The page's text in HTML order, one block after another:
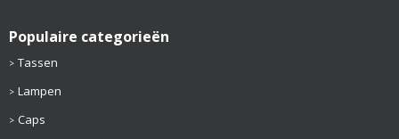
Populaire categorieën
Tassen
Lampen
Caps